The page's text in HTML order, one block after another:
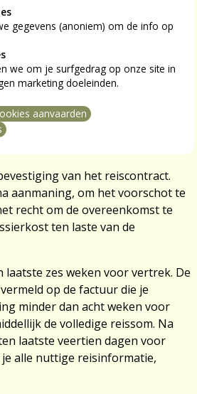
naam en voornaam (zoals op
als gevolg van het
naam vallen ten laste van de
30 procent van de totale
in de brochure en is te betalen
van het reiscontract.
aanmaning, om het voorschot te
recht om de overeenkomst te
ten laste van de
laatste zes weken voor vertrek. De
op de factuur die je
minder dan acht weken voor
de volledige reissom. Na
laatste veertien dagen voor
alle nuttige reisinformatie,
gegevens (anoniem) om de info op
we om je surfgedrag op onze site in
marketing doeleinden.
aanvaarden